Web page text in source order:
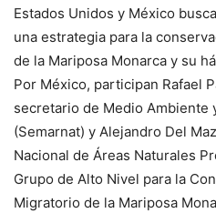
Estados Unidos y México
una estrategia para la
de la Mariposa Monarca y su
Por México, participan Rafael
secretario de Medio Ambiente
(Semarnat) y Alejandro Del
Nacional de Áreas Naturales
Grupo de Alto Nivel para la
Migratorio de la Mariposa